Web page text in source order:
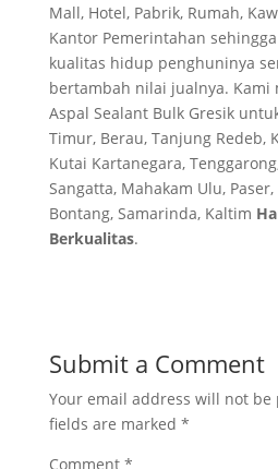
Mall, Hotel, Pabrik, Rumah,
Kantor Pemerintahan
kualitas hidup penghuninya
bertambah nilai jualnya. Kami
Aspal Sealant Bulk Gresik
Timur, Berau, Tanjung Redeb,
Kutai Kartanegara,
Sangatta, Mahakam Ulu,
Bontang, Samarinda, Kaltim
Berkualitas.
Submit a Comment
Your email address will not be
fields are marked *
Comment *